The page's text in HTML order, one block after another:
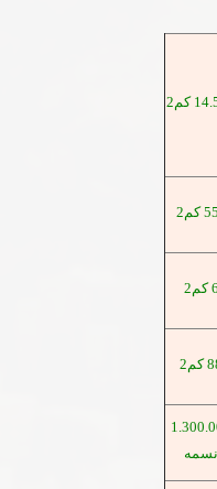
14
كم2
6 كم2
1 300
نسمه